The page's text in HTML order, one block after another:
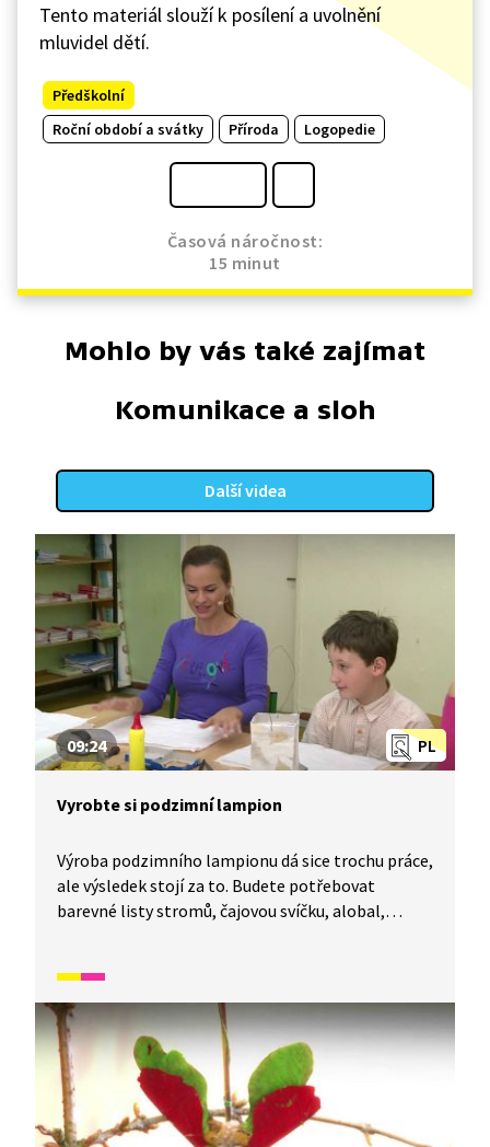
Tento materiál slouží k posílení a uvolnění
mluvidel dětí.
Předškolní
Roční období a svátky
Příroda Logopedie
Časová náročnost:
15 minut
Mohlo by vás také zajímat
Komunikace a sloh
Další videa
PL
09:24
Vyrobte si podzimní lampion
Výroba podzimního lampionu dá sice trochu práce,
ale výsledek stojí za to. Budete potřebovat
barevné listy stromů, čajovou svíčku, alobal,
a sešívačku. Každý lampion je originál a záleží jen
na vás, jak bude vypadat.